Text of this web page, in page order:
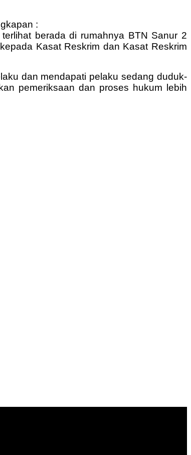
:
berada di rumahnya BTN Sanur 2
Kasat Reskrim dan Kasat Reskrim
dan mendapati pelaku sedang duduk-
pemeriksaan dan proses hukum lebih